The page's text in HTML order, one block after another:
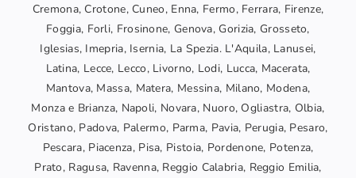
Cremona, Crotone, Cuneo, Enna, Fermo, Ferrara, Firenze,
Foggia, Forli, Frosinone, Genova, Gorizia, Grosseto,
Iglesias, Imepria, Isernia, La Spezia. L'Aquila, Lanusei,
Latina, Lecce, Lecco, Livorno, Lodi, Lucca, Macerata,
Mantova, Massa, Matera, Messina, Milano, Modena,
Monza e Brianza, Napoli, Novara, Nuoro, Ogliastra, Olbia,
Oristano, Padova, Palermo, Parma, Pavia, Perugia, Pesaro,
Pescara, Piacenza, Pisa, Pistoia, Pordenone, Potenza,
Prato, Ragusa, Ravenna, Reggio Calabria, Reggio Emilia,